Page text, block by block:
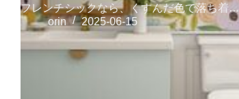
フレンチシックなら、くすんだ色で落ち着…
orin
2025-06-15